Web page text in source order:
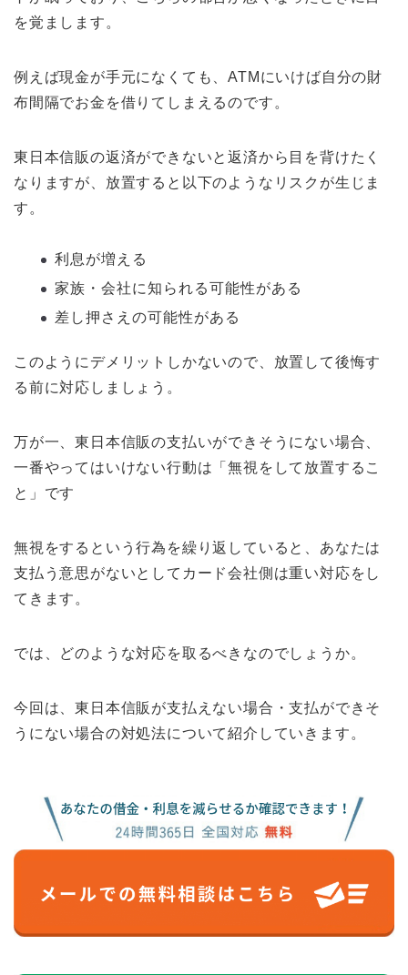
を覚まします。
例えば現金が手元になくても、ATMにいけば自分の財
布間隔でお金を借りてしまえるのです。
東日本信販の返済ができないと返済から目を背けたく
なりますが、放置すると以下のようなリスクが生じま
す。
利息が増える
家族・会社に知られる可能性がある
差し押さえの可能性がある
このようにデメリットしかないので、放置して後悔す
る前に対応しましょう。
万が一、東日本信販の支払いができそうにない場合、
一番やってはいけない行動は「無視をして放置するこ
と」です
無視をするという行為を繰り返していると、あなたは
支払う意思がないとしてカード会社側は重い対応をし
てきます。
では、どのような対応を取るべきなのでしょうか。
今回は、東日本信販が支払えない場合・支払ができそ
うにない場合の対処法について紹介していきます。